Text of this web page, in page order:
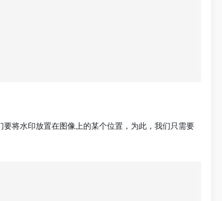
将水印放置在图像上的某个位置，为此，我们只需要